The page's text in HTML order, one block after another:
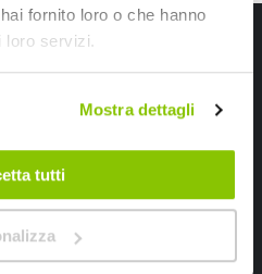
fornito loro o che hanno
loro servizi.
Mostra dettagli
tutti
Speedup
il documentoprivacy policy